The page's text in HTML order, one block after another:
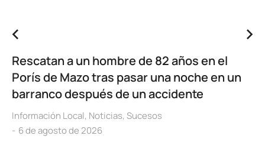
Rescatan a un hombre de 82 años en el
Porís de Mazo tras pasar una noche en un
barranco después de un accidente
Información Local, Noticias, Sucesos
6 de agosto de 2026